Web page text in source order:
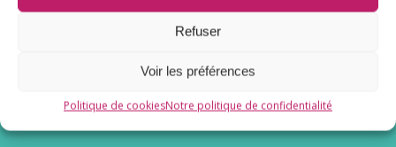
Refuser
Voir les préférences
Politique de cookiesNotre politique de confidentialité